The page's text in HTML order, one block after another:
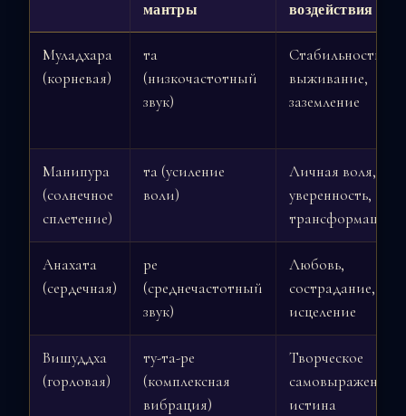
мантры
воздействия
Муладхара
(корневая)
та
(низкочастотный
звук)
Стабильность,
выживание,
заземление
Манипура
(солнечное
сплетение)
та (усиление
воли)
Личная воля,
уверенность,
трансформация
Анахата
(сердечная)
ре
(среднечастотный
звук)
Любовь,
сострадание,
исцеление
Вишуддха
(горловая)
ту-та-ре
(комплексная
вибрация)
Творческое
самовыражение,
истина